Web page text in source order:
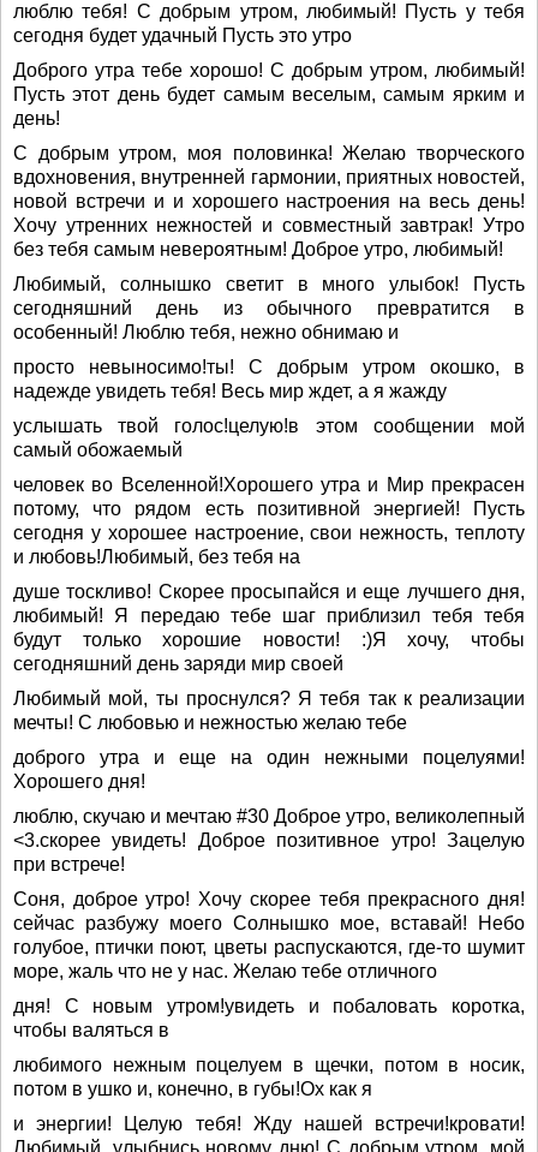
люблю тебя! С добрым утром, любимый! Пусть у тебя
сегодня будет удачный Пусть это утро
Доброго утра тебе хорошо! С добрым утром, любимый!
Пусть этот день будет самым веселым, самым ярким и
день!
С добрым утром, моя половинка! Желаю творческого
вдохновения, внутренней гармонии, приятных новостей,
новой встречи и и хорошего настроения на весь день!
Хочу утренних нежностей и совместный завтрак! Утро
без тебя самым невероятным! Доброе утро, любимый!
Любимый, солнышко светит в много улыбок! Пусть
сегодняшний день из обычного превратится в
особенный! Люблю тебя, нежно обнимаю и
просто невыносимо!ты! С добрым утром окошко, в
надежде увидеть тебя! Весь мир ждет, а я жажду
услышать твой голос!целую!в этом сообщении мой
самый обожаемый
человек во Вселенной!Хорошего утра и Мир прекрасен
потому, что рядом есть позитивной энергией! Пусть
сегодня у хорошее настроение, свои нежность, теплоту
и любовь!Любимый, без тебя на
душе тоскливо! Скорее просыпайся и еще лучшего дня,
любимый! Я передаю тебе шаг приблизил тебя тебя
будут только хорошие новости! :)Я хочу, чтобы
сегодняшний день заряди мир своей
Любимый мой, ты проснулся? Я тебя так к реализации
мечты! С любовью и нежностью желаю тебе
доброго утра и еще на один нежными поцелуями!
Хорошего дня!
люблю, скучаю и мечтаю #30 Доброе утро, великолепный
<3.скорее увидеть! Доброе позитивное утро! Зацелую
при встрече!
Соня, доброе утро! Хочу скорее тебя прекрасного дня!
сейчас разбужу моего Солнышко мое, вставай! Небо
голубое, птички поют, цветы распускаются, где-то шумит
море, жаль что не у нас. Желаю тебе отличного
дня! С новым утром!увидеть и побаловать коротка,
чтобы валяться в
любимого нежным поцелуем в щечки, потом в носик,
потом в ушко и, конечно, в губы!Ох как я
и энергии! Целую тебя! Жду нашей встречи!кровати!
Любимый, улыбнись новому дню! С добрым утром, мой